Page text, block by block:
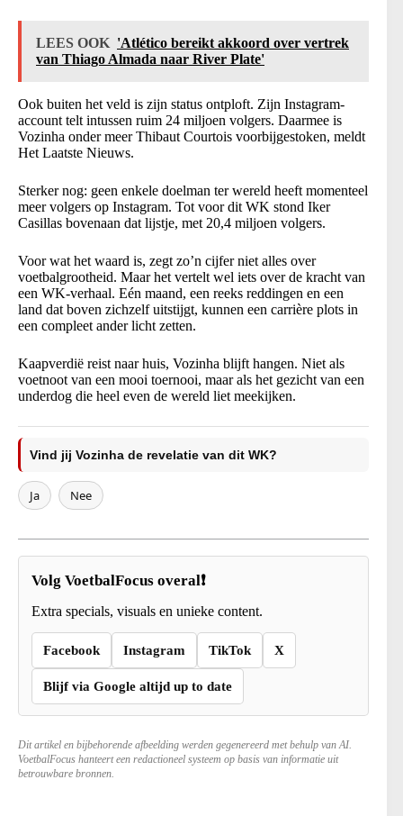
LEES OOK 'Atlético bereikt akkoord over vertrek
van Thiago Almada naar River Plate'
Ook buiten het veld is zijn status ontploft. Zijn Instagram-
account telt intussen ruim 24 miljoen volgers. Daarmee is
Vozinha onder meer Thibaut Courtois voorbijgestoken, meldt
Het Laatste Nieuws.
Sterker nog: geen enkele doelman ter wereld heeft momenteel
meer volgers op Instagram. Tot voor dit WK stond Iker
Casillas bovenaan dat lijstje, met 20,4 miljoen volgers.
Voor wat het waard is, zegt zo’n cijfer niet alles over
voetbalgrootheid. Maar het vertelt wel iets over de kracht van
een WK-verhaal. Eén maand, een reeks reddingen en een
land dat boven zichzelf uitstijgt, kunnen een carrière plots in
een compleet ander licht zetten.
Kaapverdië reist naar huis, Vozinha blijft hangen. Niet als
voetnoot van een mooi toernooi, maar als het gezicht van een
underdog die heel even de wereld liet meekijken.
Vind jij Vozinha de revelatie van dit WK?
Ja Nee
Volg VoetbalFocus overal❗
Extra specials, visuals en unieke content.
Facebook Instagram TikTok X
Blijf via Google altijd up to date
Dit artikel en bijbehorende afbeelding werden gegenereerd met behulp van AI.
VoetbalFocus hanteert een redactioneel systeem op basis van informatie uit
betrouwbare bronnen.